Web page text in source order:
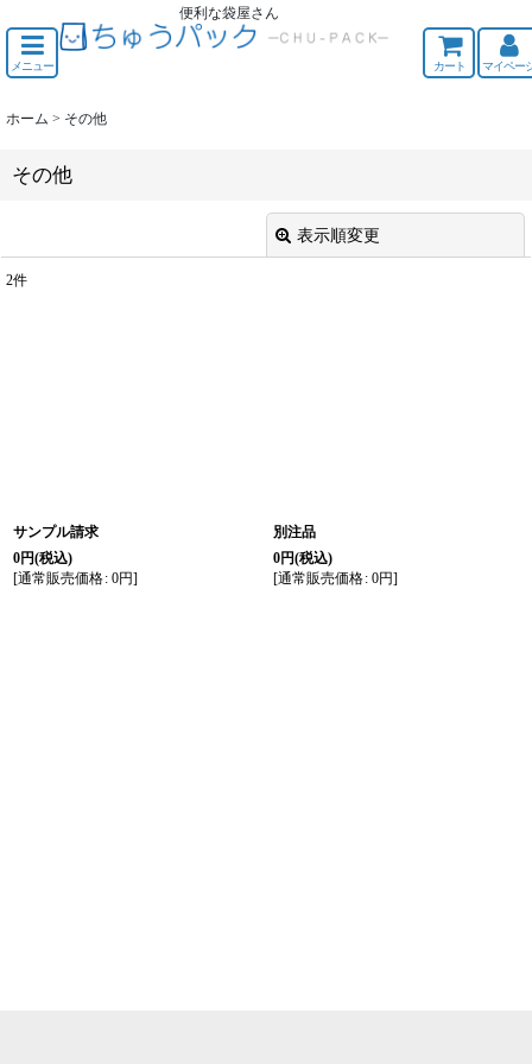
便利な袋屋さん
メニュー カート マイペー
ホーム > その他
その他
表示順変更
2件
サンプル請求
0円(税込)
[通常販売価格: 0円]
別注品
0円(税込)
[通常販売価格: 0円]